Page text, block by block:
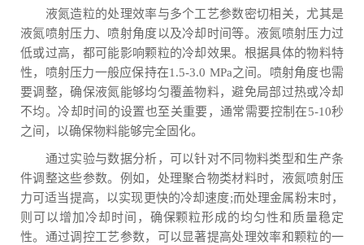
液氮造粒的处理效率与多个工艺参数密切相关，尤其是
液氮喷射压力、喷射角度以及冷却时间等。液氮喷射压力过
低或过高，都可能影响颗粒的冷却效果。根据具体的物料特
性，喷射压力一般应保持在1.5-3.0 MPa之间。喷射角度也需
要调整，确保液氮能够均匀覆盖物料，避免局部过热或冷却
不均。冷却时间的设置也至关重要，通常需要控制在5-10秒
之间，以确保物料能够完全固化。
通过实验与数据分析，可以针对不同物料类型和生产条
件调整这些参数。例如，处理聚合物类材料时，液氮喷射压
力可适当提高，以实现更快的冷却速度;而处理金属粉末时，
则可以增加冷却时间，确保颗粒形成的均匀性和质量稳定
性。通过调控工艺参数，可以显著提高处理效率和颗粒的一